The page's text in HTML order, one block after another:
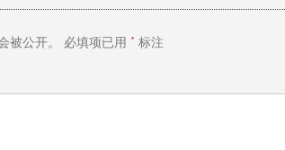
被公开。 必填项已用 * 标注